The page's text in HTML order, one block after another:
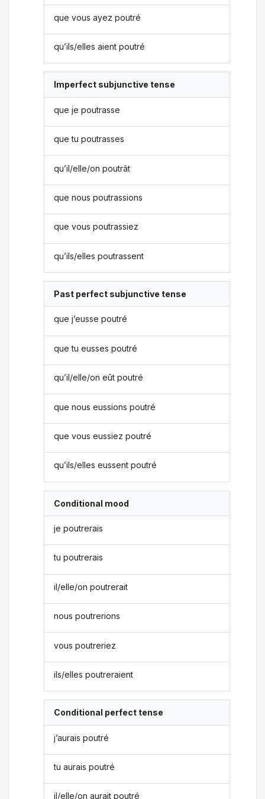
que vous ayez poutré
qu’ils/elles aient poutré
Imperfect subjunctive tense
que je poutrasse
que tu poutrasses
qu’il/elle/on poutrât
que nous poutrassions
que vous poutrassiez
qu’ils/elles poutrassent
Past perfect subjunctive tense
que j’eusse poutré
que tu eusses poutré
qu’il/elle/on eût poutré
que nous eussions poutré
que vous eussiez poutré
qu’ils/elles eussent poutré
Conditional mood
je poutrerais
tu poutrerais
il/elle/on poutrerait
nous poutrerions
vous poutreriez
ils/elles poutreraient
Conditional perfect tense
j’aurais poutré
tu aurais poutré
il/elle/on aurait poutré